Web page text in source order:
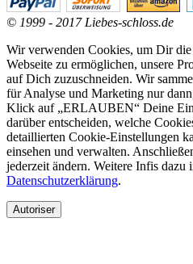
© 1999 - 2017 Liebes-schloss.de
Wir verwenden Cookies, um Dir
Webseite zu ermöglichen, unsere
auf Dich zuzuschneiden. Wir
für Analyse und Marketing nur
Klick auf „ERLAUBEN“ Deine
darüber entscheiden, welche
detaillierten Cookie-Einstellungen
einsehen und verwalten.
jederzeit ändern. Weitere Infis dazu
Datenschutzerklärung.
Autoriser